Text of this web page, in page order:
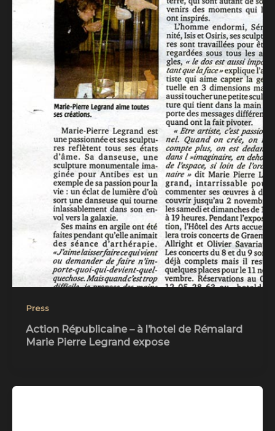
Press
Action Républicaine – à l’hotel de Rémalard
Marie Pierre Legrand expose